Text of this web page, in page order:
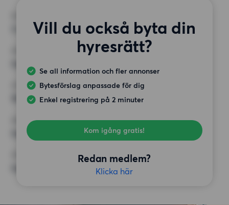
Vill du också byta din
hyresrätt?
Se all information och fler annonser
Bytesförslag anpassade för dig
Enkel registrering på 2 minuter
Kom igång gratis!
Redan medlem?
Klicka här
MINST ANTAL KVADRATMETER
HÖGSTA HYRA
18 000 kr
Inga speciella krav
ÖVRIGA PREFERENSER
Inga speciella preferenser